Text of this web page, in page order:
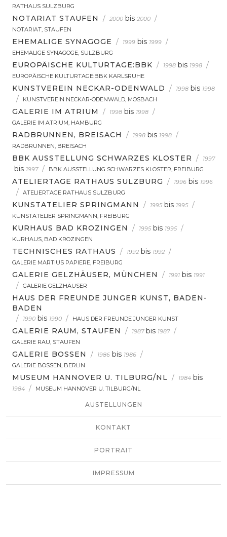
RATHAUS SULZBURG
NOTARIAT STAUFEN / 2000 bis 2000 /
NOTARIAT, STAUFEN
EHEMALIGE SYNAGOGE / 1999 bis 1999 /
EHEMALIGE SYNAGOGE, SULZBURG
EUROPÄISCHE KULTURTAGE:BBK / 1998 bis 1998 /
EUROPÄISCHE KULTURTAGE:BBK KARLSRUHE
KUNSTVEREIN NECKAR-ODENWALD / 1998 bis 1998
/ KUNSTVEREIN NECKAR-ODENWALD, MOSBACH
GALERIE IM ATRIUM / 1998 bis 1998 /
GALERIE IM ATRIUM, HAMBURG
RADBRUNNEN, BREISACH / 1998 bis 1998 /
RADBRUNNEN, BREISACH
BBK AUSSTELLUNG SCHWARZES KLOSTER / 1997
bis 1997 / BBK AUSSTELLUNG SCHWARZES KLOSTER, FREIBURG
ATELIERTAGE RATHAUS SULZBURG / 1996 bis 1996
/ ATELIERTAGE RATHAUS SULZBURG
KUNSTATELIER SPRINGMANN / 1995 bis 1995 /
KUNSTATELIER SPRINGMANN, FREIBURG
KURHAUS BAD KROZINGEN / 1995 bis 1995 /
KURHAUS, BAD KROZINGEN
TECHNISCHES RATHAUS / 1992 bis 1992 /
GALERIE MARTIUS PAPIERE, FREIBURG
GALERIE GELZHÄUSER, MÜNCHEN / 1991 bis 1991
/ GALERIE GELZHÄUSER
HAUS DER FREUNDE JUNGER KUNST, BADEN-
BADEN
/
1990 bis 1990 / HAUS DER FREUNDE JUNGER KUNST
GALERIE RAUM, STAUFEN / 1987 bis 1987 /
GALERIE RAU, STAUFEN
GALERIE BOSSEN / 1986 bis 1986 /
GALERIE BOSSEN, BERLIN
MUSEUM HANNOVER U. TILBURG/NL / 1984 bis
1984 / MUSEUM HANNOVER U. TILBURG/NL
AUSTELLUNGEN
KONTAKT
PORTRAIT
IMPRESSUM